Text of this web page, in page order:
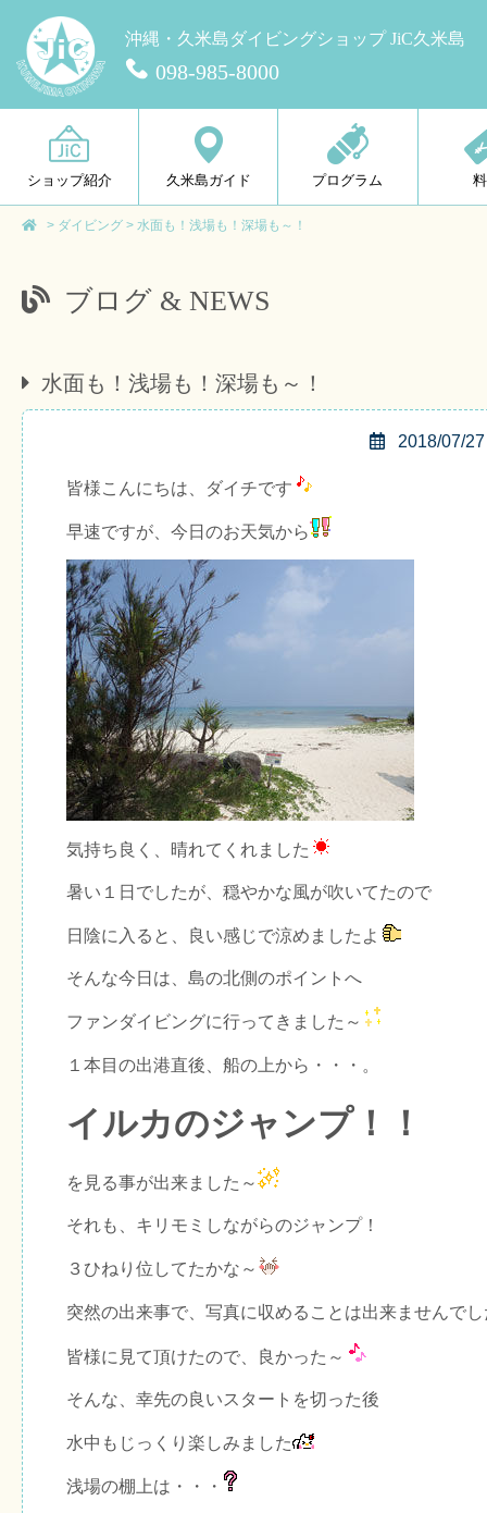
沖縄・久米島ダイビングショップ JiC久米島
098-985-8000
ショップ紹介 久米島ガイド プログラム
> ダイビング > 水面も！浅場も！深場も～！
ブログ & NEWS
水面も！浅場も！深場も～！
2018/07/27
皆様こんにちは、ダイチです
早速ですが、今日のお天気から
気持ち良く、晴れてくれました
暑い１日でしたが、穏やかな風が吹いてたので
日陰に入ると、良い感じで涼めましたよ
そんな今日は、島の北側のポイントへ
ファンダイビングに行ってきました～
１本目の出港直後、船の上から・・・。
イルカのジャンプ！！
を見る事が出来ました～
それも、キリモミしながらのジャンプ！
３ひねり位してたかな～
突然の出来事で、写真に収めることは出来ませんで
皆様に見て頂けたので、良かった～
そんな、幸先の良いスタートを切った後
水中もじっくり楽しみました
浅場の棚上は・・・